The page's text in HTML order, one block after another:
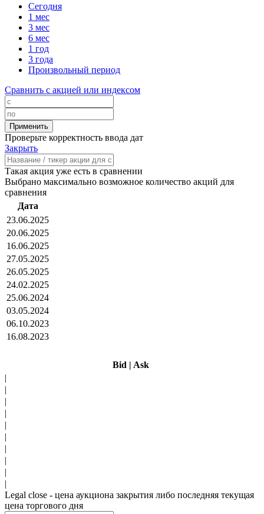
Сегодня
1 мес
3 мес
6 мес
1 год
3 года
Произвольный период
Сравнить с акцией или индексом
Проверьте корректность ввода дат
Закрыть
Такая акция уже есть в сравнении
Выбрано максимально возможное количество акций для
сравнения
Дата
23.06.2025
20.06.2025
16.06.2025
27.05.2025
26.05.2025
24.02.2025
25.06.2024
03.05.2024
06.10.2023
16.08.2023
Bid | Ask
|
|
|
|
|
|
|
|
|
|
Legal close - цена аукциона закрытия либо последняя текущая
цена торгового дня